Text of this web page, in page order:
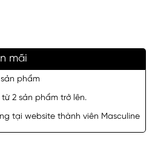
mãi
phẩm
2 sản phẩm trở lên.
tại website thành viên Masculine